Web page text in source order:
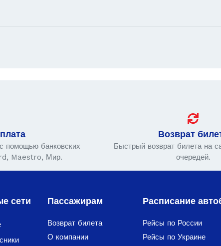
помощью банковских
Maestro, Мир.
Возврат
Быстрый возврат билета на
очередей.
сети Пассажирам
Возврат билета
О компании
Расписание
Рейсы по России
Рейсы по Украине